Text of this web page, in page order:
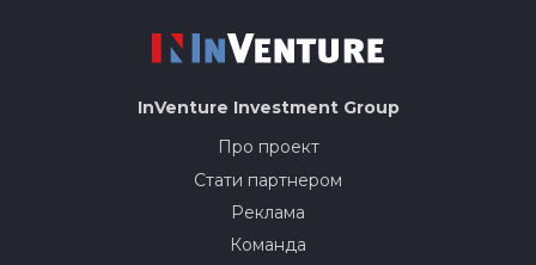
InVenture Investment Group
Про проект
Стати партнером
Реклама
Команда